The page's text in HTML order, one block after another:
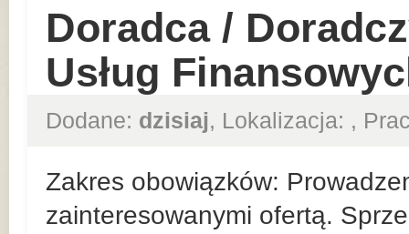
Doradca /
Usług
Dodane: dzisiaj, Lokalizacja: ,
Zakres obowiązków:
zainteresowanymi ofertą.